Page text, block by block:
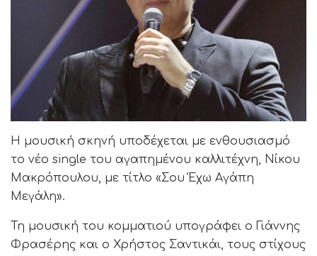
Η μουσική σκηνή υποδέχεται με ενθουσιασμό
το νέο single του αγαπημένου καλλιτέχνη, Νίκου
Μακρόπουλου, με τίτλο «Σου Έχω Αγάπη
Μεγάλη».
Τη μουσική του κομματιού υπογράφει ο Γιάννης
Φρασέρης και ο Χρήστος Σαντικάι, τους στίχους